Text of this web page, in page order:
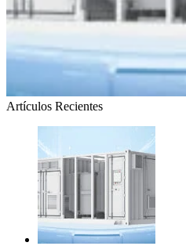
Artículos Recientes